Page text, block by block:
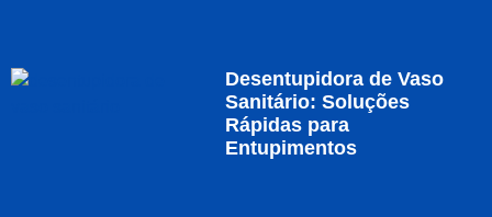
Desentupidora de Vaso
Sanitário: Soluções
Rápidas para
Entupimentos